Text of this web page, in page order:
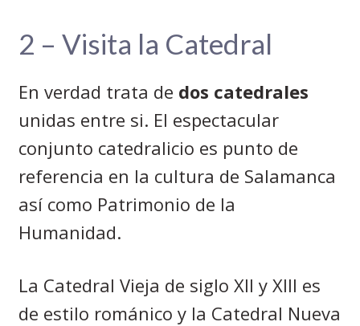
2 – Visita la Catedral
En verdad trata de dos catedrales
unidas entre si. El espectacular
conjunto catedralicio es punto de
referencia en la cultura de Salamanca
así como Patrimonio de la
Humanidad.
La Catedral Vieja de siglo XII y XIII es
de estilo románico y la Catedral Nueva